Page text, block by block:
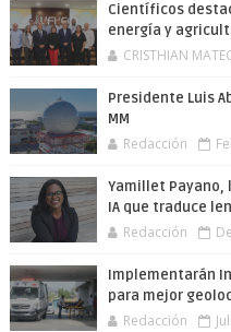
Científicos
energía y
CRISTHIAN
Presidente Luis
MM
Redacción
Yamillet Payano,
IA que traduce
Redacción
Implementarán
para mejor
Redacción